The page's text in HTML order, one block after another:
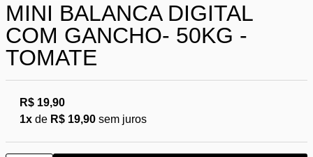
MINI BALANCA DIGITAL
COM GANCHO- 50KG -
TOMATE
R$ 19,90
1x de R$ 19,90 sem juros